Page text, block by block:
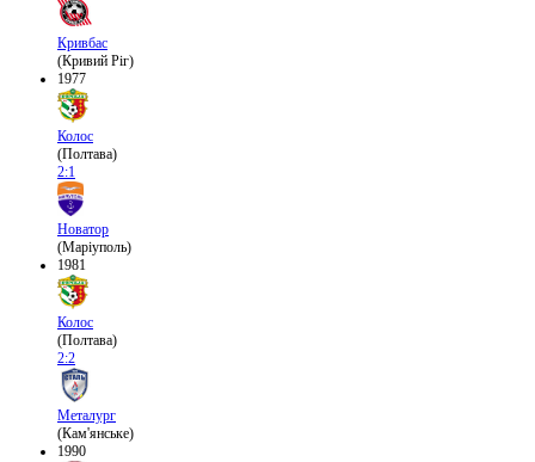
Кривбас
(Кривий Ріг)
1977
Колос
(Полтава)
2:1
Новатор
(Маріуполь)
1981
Колос
(Полтава)
2:2
Металург
(Кам'янське)
1990